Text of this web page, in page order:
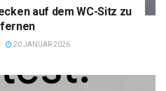
auf dem WC-Sitz zu
20 JANUAR 2026